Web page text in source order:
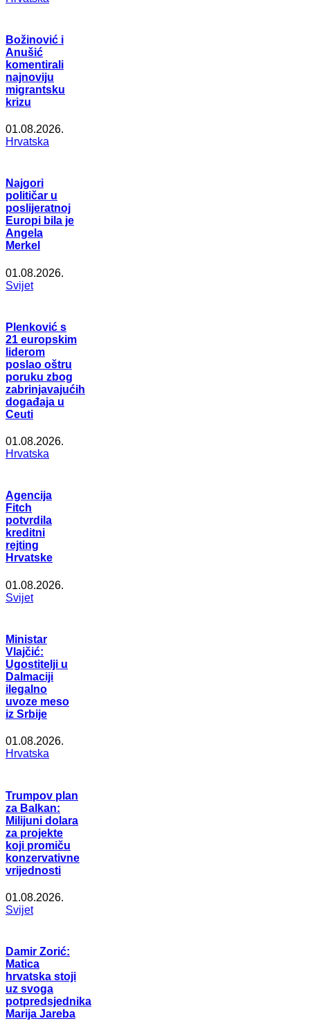
Božinović i
Anušić
komentirali
najnoviju
migrantsku
krizu
01.08.2026.
Hrvatska
Najgori
političar u
poslijeratnoj
Europi bila je
Angela
Merkel
01.08.2026.
Svijet
Plenković s
21 europskim
liderom
poslao oštru
poruku zbog
zabrinjavajućih
događaja u
Ceuti
01.08.2026.
Hrvatska
Agencija
Fitch
potvrdila
kreditni
rejting
Hrvatske
01.08.2026.
Svijet
Ministar
Vlajčić:
Ugostitelji u
Dalmaciji
ilegalno
uvoze meso
iz Srbije
01.08.2026.
Hrvatska
Trumpov plan
za Balkan:
Milijuni dolara
za projekte
koji promiču
konzervativne
vrijednosti
01.08.2026.
Svijet
Damir Zorić:
Matica
hrvatska stoji
uz svoga
potpredsjednika
Marija Jareba